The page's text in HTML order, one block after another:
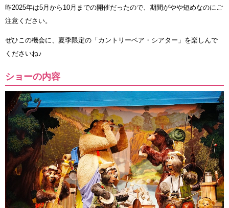
昨2025年は5月から10月までの開催だったので、期間がやや短めなのにご
注意ください。
ぜひこの機会に、夏季限定の「カントリーベア・シアター」を楽しんで
くださいね♪
ショーの内容